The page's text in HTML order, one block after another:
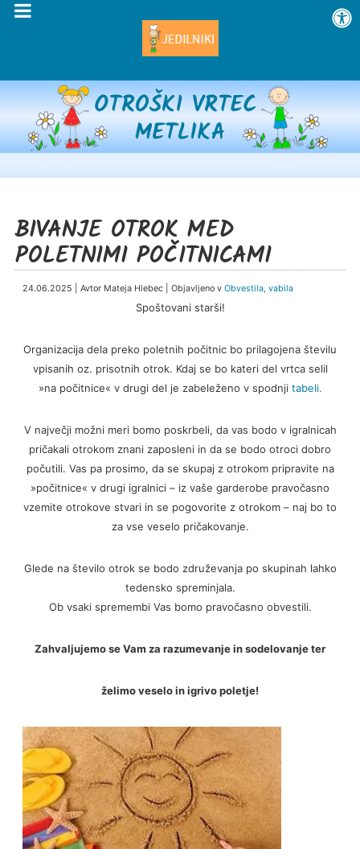
BIVANJE OTROK MED
POLETNIMI POČITNICAMI
24.06.2025 | Avtor Mateja Hlebec | Objavljeno v Obvestila, vabila
Spoštovani starši!
Organizacija dela preko poletnih počitnic bo prilagojena številu
vpisanih oz. prisotnih otrok. Kdaj se bo kateri del vrtca selil
»na počitnice« v drugi del je zabeleženo v spodnji tabeli.
V največji možni meri bomo poskrbeli, da vas bodo v igralnicah
pričakali otrokom znani zaposleni in da se bodo otroci dobro
počutili. Vas pa prosimo, da se skupaj z otrokom pripravite na
»počitnice« v drugi igralnici – iz vaše garderobe pravočasno
vzemite otrokove stvari in se pogovorite z otrokom – naj bo to
za vse veselo pričakovanje.
Glede na število otrok se bodo združevanja po skupinah lahko
tedensko spreminjala.
Ob vsaki spremembi Vas bomo pravočasno obvestili.
Zahvaljujemo se Vam za razumevanje in sodelovanje ter
želimo veselo in igrivo poletje!